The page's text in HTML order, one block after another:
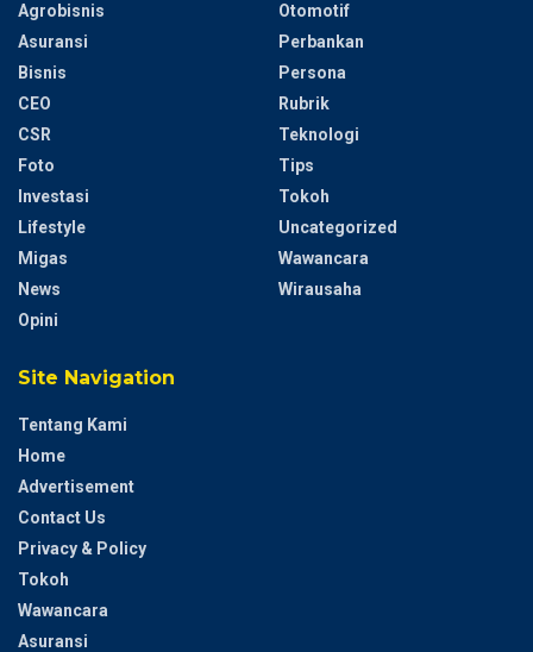
Agrobisnis
Asuransi
Bisnis
CEO
CSR
Foto
Investasi
Lifestyle
Migas
News
Opini
Otomotif
Perbankan
Persona
Rubrik
Teknologi
Tips
Tokoh
Uncategorized
Wawancara
Wirausaha
Site Navigation
Tentang Kami
Home
Advertisement
Contact Us
Privacy & Policy
Tokoh
Wawancara
Asuransi